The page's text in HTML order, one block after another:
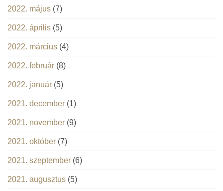
2022. május (7)
2022. április (5)
2022. március (4)
2022. február (8)
2022. január (5)
2021. december (1)
2021. november (9)
2021. október (7)
2021. szeptember (6)
2021. augusztus (5)